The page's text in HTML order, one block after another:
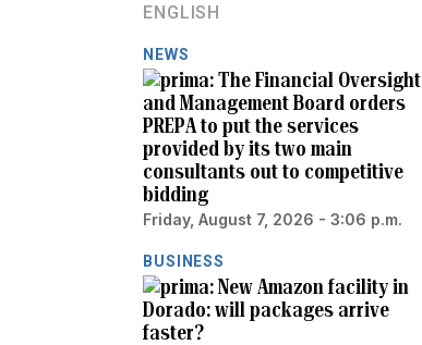
ENGLISH
NEWS
The Financial Oversight
and Management Board orders
PREPA to put the services
provided by its two main
consultants out to competitive
bidding
Friday, August 7, 2026 - 3:06 p.m.
BUSINESS
New Amazon facility in
Dorado: will packages arrive
faster?